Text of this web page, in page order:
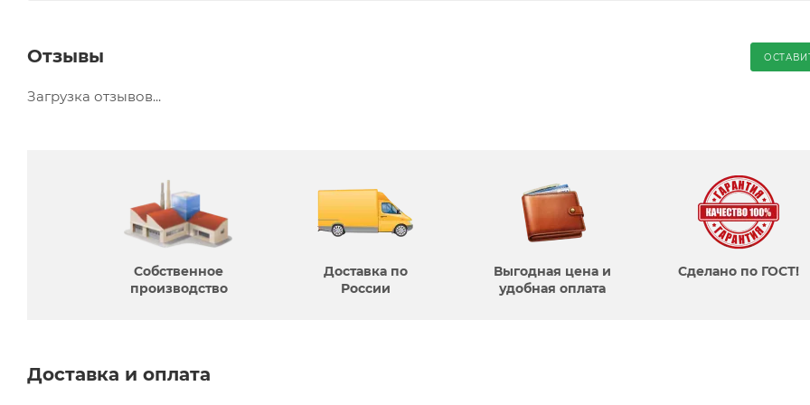
Отзывы
Загрузка отзывов...
Собственное
производcтво
Доставка по
России
Выгодная цена и
удобная оплата
Сделано по ГОСТ!
Доставка и оплата